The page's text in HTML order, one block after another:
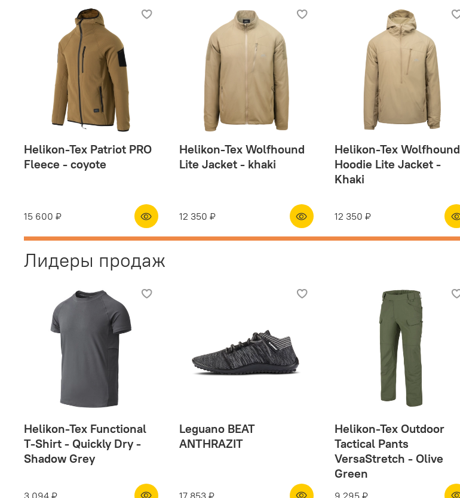
Helikon-Tex Patriot PRO
Fleece - coyote
15 600 ₽
Helikon-Tex Wolfhound
Lite Jacket - khaki
12 350 ₽
Helikon-Tex Wolfhound
Hoodie Lite Jacket -
Khaki
12 350 ₽
Лидеры продаж
Helikon-Tex Functional
T-Shirt - Quickly Dry -
Shadow Grey
3 094 ₽
Leguano BEAT
ANTHRAZIT
17 853 ₽
Helikon-Tex Outdoor
Tactical Pants
VersaStretch - Olive
Green
9 295 ₽